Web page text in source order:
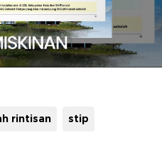
rintisan stip